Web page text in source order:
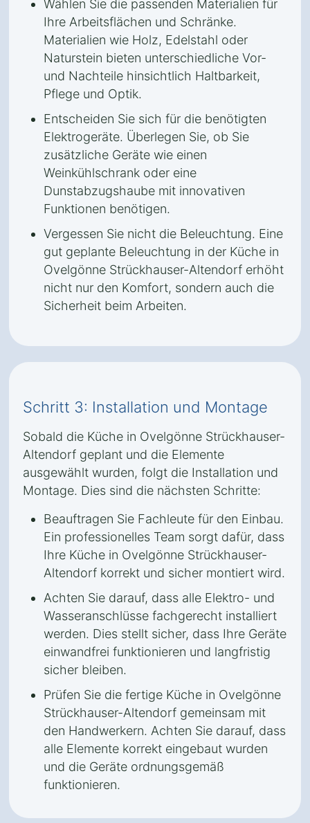
Wählen Sie die passenden Materialien für
Ihre Arbeitsflächen und Schränke.
Materialien wie Holz, Edelstahl oder
Naturstein bieten unterschiedliche Vor-
und Nachteile hinsichtlich Haltbarkeit,
Pflege und Optik.
Entscheiden Sie sich für die benötigten
Elektrogeräte. Überlegen Sie, ob Sie
zusätzliche Geräte wie einen
Weinkühlschrank oder eine
Dunstabzugshaube mit innovativen
Funktionen benötigen.
Vergessen Sie nicht die Beleuchtung. Eine
gut geplante Beleuchtung in der Küche in
Ovelgönne Strückhauser-Altendorf erhöht
nicht nur den Komfort, sondern auch die
Sicherheit beim Arbeiten.
Schritt 3: Installation und Montage
Sobald die Küche in Ovelgönne Strückhauser-
Altendorf geplant und die Elemente
ausgewählt wurden, folgt die Installation und
Montage. Dies sind die nächsten Schritte:
Beauftragen Sie Fachleute für den Einbau.
Ein professionelles Team sorgt dafür, dass
Ihre Küche in Ovelgönne Strückhauser-
Altendorf korrekt und sicher montiert wird.
Achten Sie darauf, dass alle Elektro- und
Wasseranschlüsse fachgerecht installiert
werden. Dies stellt sicher, dass Ihre Geräte
einwandfrei funktionieren und langfristig
sicher bleiben.
Prüfen Sie die fertige Küche in Ovelgönne
Strückhauser-Altendorf gemeinsam mit
den Handwerkern. Achten Sie darauf, dass
alle Elemente korrekt eingebaut wurden
und die Geräte ordnungsgemäß
funktionieren.